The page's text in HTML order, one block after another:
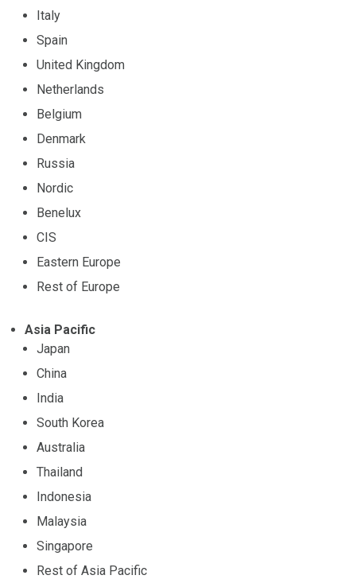
Italy
Spain
United Kingdom
Netherlands
Belgium
Denmark
Russia
Nordic
Benelux
CIS
Eastern Europe
Rest of Europe
Asia Pacific
Japan
China
India
South Korea
Australia
Thailand
Indonesia
Malaysia
Singapore
Rest of Asia Pacific